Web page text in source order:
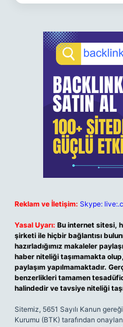
Reklam ve İletişim: Skype:
Yasal Uyarı: Bu internet sitesi,
şirketi ile hiçbir bağlantısı
hazırladığımız makaleler
haber niteliği taşımamakta
paylaşım yapılmamaktadır.
benzerlikleri tamamen
halindedir ve tavsiye niteliği
Sitemiz, 5651 Sayılı Kanun
Kurumu (BTK) tarafından